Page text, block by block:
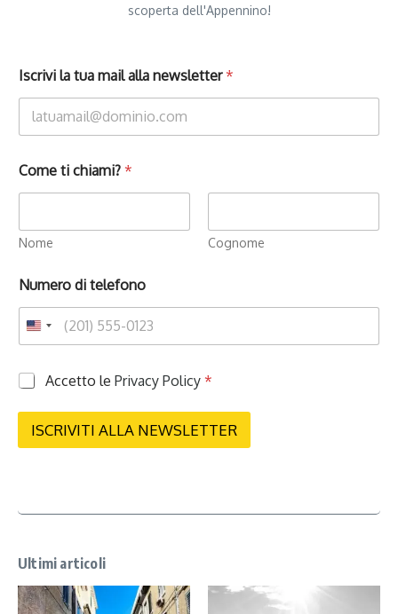
scoperta dell'Appennino!
Iscrivi la tua mail alla newsletter*
Come ti chiami? *
Nome Cognome
Numero di telefono
P
i
a
Accetto le Privacy Policy *
ISCRIVITI ALLA NEWSLETTER
Ultimi articoli